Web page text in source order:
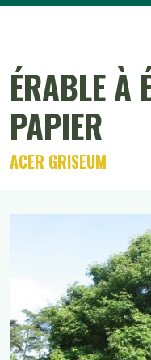
ÉRABLE À
PAPIER
ACER GRISEUM